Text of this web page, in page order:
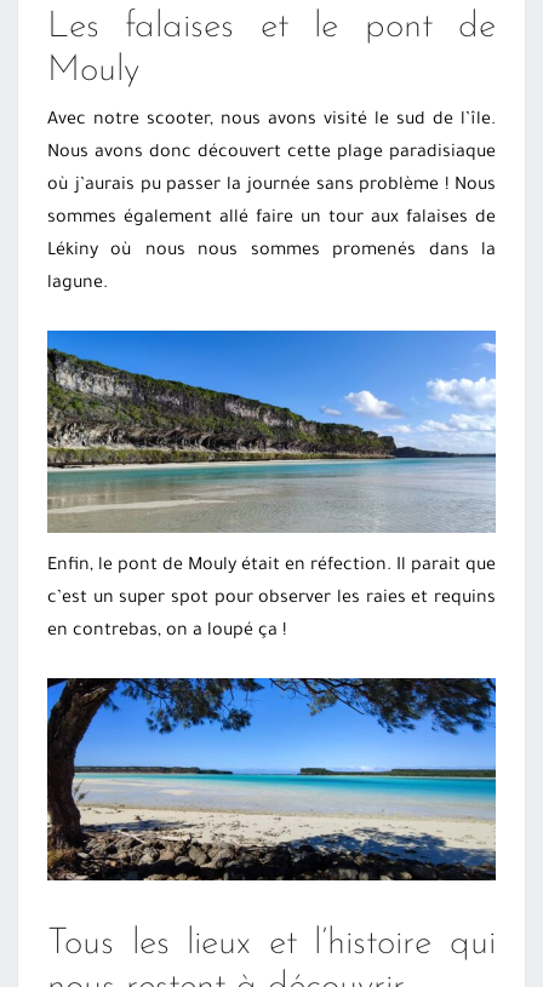
Les falaises et le pont de
Mouly
Avec notre scooter, nous avons visité le sud de l’île.
Nous avons donc découvert cette plage paradisiaque
où j’aurais pu passer la journée sans problème ! Nous
sommes également allé faire un tour aux falaises de
Lékiny où nous nous sommes promenés dans la
lagune.
Enfin, le pont de Mouly était en réfection. Il parait que
c’est un super spot pour observer les raies et requins
en contrebas, on a loupé ça !
Tous les lieux et l’histoire qui